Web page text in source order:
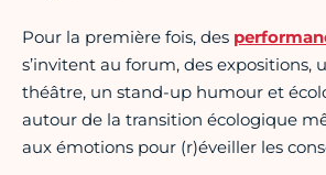
Pour la première fois, des
s’invitent au forum, des expositions,
théâtre, un stand-up humour et
autour de la transition écologique
aux émotions pour (r)éveiller les